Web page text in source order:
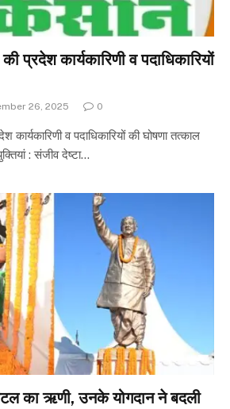
प्रदेश कार्यकारिणी व पदाधिकारियों
26, 2025 0
कार्यकारिणी व पदाधिकारियों की घोषणा तत्काल
: संजीव देष्टा…
का ऋणी, उनके योगदान ने बदली